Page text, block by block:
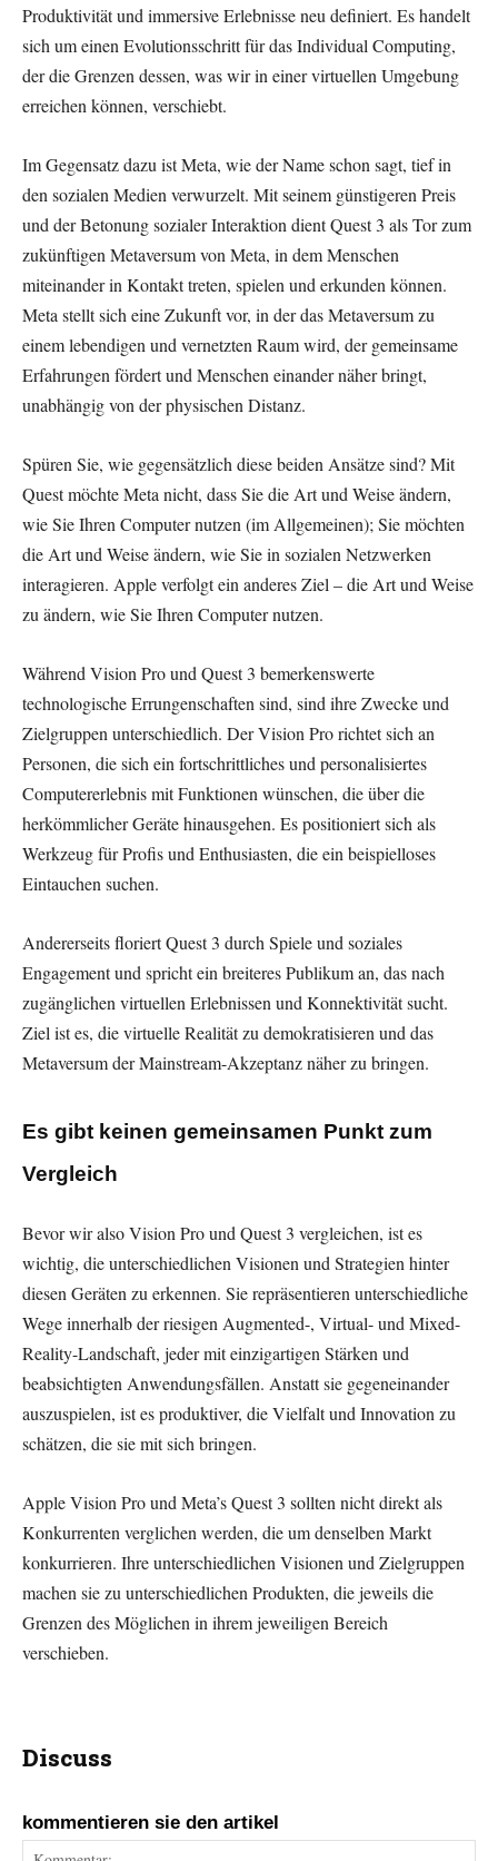
Produktivität und immersive Erlebnisse neu definiert. Es handelt
sich um einen Evolutionsschritt für das Individual Computing,
der die Grenzen dessen, was wir in einer virtuellen Umgebung
erreichen können, verschiebt.
Im Gegensatz dazu ist Meta, wie der Name schon sagt, tief in
den sozialen Medien verwurzelt. Mit seinem günstigeren Preis
und der Betonung sozialer Interaktion dient Quest 3 als Tor zum
zukünftigen Metaversum von Meta, in dem Menschen
miteinander in Kontakt treten, spielen und erkunden können.
Meta stellt sich eine Zukunft vor, in der das Metaversum zu
einem lebendigen und vernetzten Raum wird, der gemeinsame
Erfahrungen fördert und Menschen einander näher bringt,
unabhängig von der physischen Distanz.
Spüren Sie, wie gegensätzlich diese beiden Ansätze sind? Mit
Quest möchte Meta nicht, dass Sie die Art und Weise ändern,
wie Sie Ihren Computer nutzen (im Allgemeinen); Sie möchten
die Art und Weise ändern, wie Sie in sozialen Netzwerken
interagieren. Apple verfolgt ein anderes Ziel – die Art und Weise
zu ändern, wie Sie Ihren Computer nutzen.
Während Vision Pro und Quest 3 bemerkenswerte
technologische Errungenschaften sind, sind ihre Zwecke und
Zielgruppen unterschiedlich. Der Vision Pro richtet sich an
Personen, die sich ein fortschrittliches und personalisiertes
Computererlebnis mit Funktionen wünschen, die über die
herkömmlicher Geräte hinausgehen. Es positioniert sich als
Werkzeug für Profis und Enthusiasten, die ein beispielloses
Eintauchen suchen.
Andererseits floriert Quest 3 durch Spiele und soziales
Engagement und spricht ein breiteres Publikum an, das nach
zugänglichen virtuellen Erlebnissen und Konnektivität sucht.
Ziel ist es, die virtuelle Realität zu demokratisieren und das
Metaversum der Mainstream-Akzeptanz näher zu bringen.
Es gibt keinen gemeinsamen Punkt zum
Vergleich
Bevor wir also Vision Pro und Quest 3 vergleichen, ist es
wichtig, die unterschiedlichen Visionen und Strategien hinter
diesen Geräten zu erkennen. Sie repräsentieren unterschiedliche
Wege innerhalb der riesigen Augmented-, Virtual- und Mixed-
Reality-Landschaft, jeder mit einzigartigen Stärken und
beabsichtigten Anwendungsfällen. Anstatt sie gegeneinander
auszuspielen, ist es produktiver, die Vielfalt und Innovation zu
schätzen, die sie mit sich bringen.
Apple Vision Pro und Meta’s Quest 3 sollten nicht direkt als
Konkurrenten verglichen werden, die um denselben Markt
konkurrieren. Ihre unterschiedlichen Visionen und Zielgruppen
machen sie zu unterschiedlichen Produkten, die jeweils die
Grenzen des Möglichen in ihrem jeweiligen Bereich
verschieben.
Discuss
kommentieren sie den artikel